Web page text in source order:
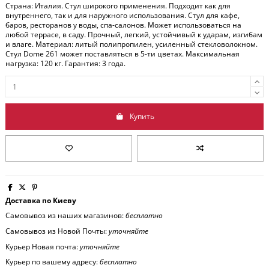
Страна: Италия. Стул широкого применения. Подходит как для
внутреннего, так и для наружного использования. Стул для кафе,
баров, ресторанов у воды, спа-салонов. Может использоваться на
любой террасе, в саду. Прочный, легкий, устойчивый к ударам, изгибам
и влаге. Материал: литый полипропилен, усиленный стекловолокном.
Стул Dome 261 может поставляться в 5-ти цветах. Максимальная
нагрузка: 120 кг. Гарантия: 3 года.
Купить
Доставка по Киеву
Самовывоз из наших магазинов:бесплатно
Самовывоз из Новой Почты:уточняйте
Курьер Новая почта:уточняйте
Курьер по вашему адресу:бесплатно